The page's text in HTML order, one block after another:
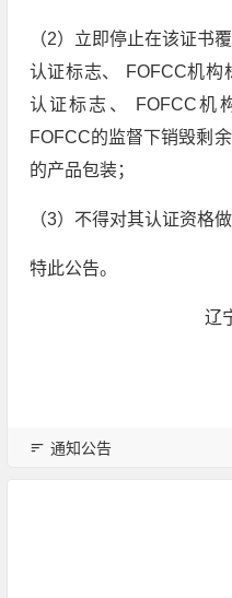
（2）立即停止在该证书
认证标志、 FOFCC机构
认证标志、 FOFCC机
FOFCC的监督下销毁剩
的产品包装；
（3）不得对其认证资格
特此公告。
辽宁方园有机
2018年9
通知公告